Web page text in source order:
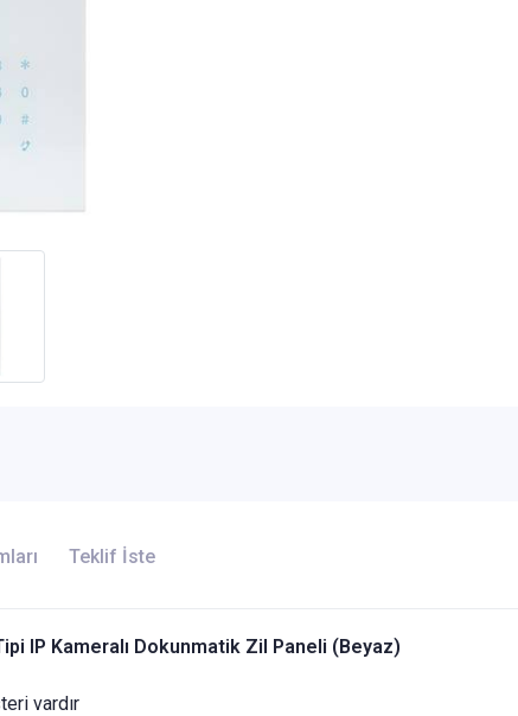
Teklif İste
IP Kameralı Dokunmatik Zil Paneli (Beyaz)
vardır